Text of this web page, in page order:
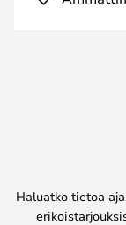
Haluatko tietoa